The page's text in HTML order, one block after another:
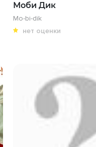
Моби Дик
Mo-bi-dik
нет оценки